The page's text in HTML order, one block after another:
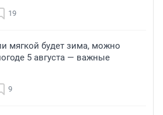
19
мягкой будет зима, можно
5 августа — важные
9